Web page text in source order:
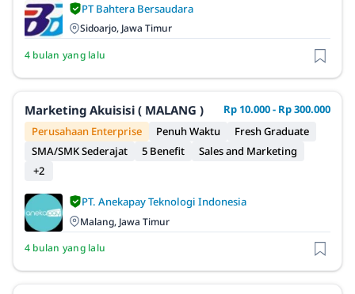
PT Bahtera Bersaudara
Sidoarjo, Jawa Timur
4 bulan yang lalu
Marketing Akuisisi ( MALANG )
Rp 10.000 - Rp 300.000
Perusahaan Enterprise
Penuh Waktu
Fresh Graduate
SMA/SMK Sederajat
5 Benefit
Sales and Marketing
+2
PT. Anekapay Teknologi Indonesia
Malang, Jawa Timur
4 bulan yang lalu